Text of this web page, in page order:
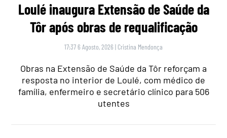
Loulé inaugura Extensão de Saúde da
Tôr após obras de requalificação
17:37 6 Agosto, 2026 | Cristina Mendonça
Obras na Extensão de Saúde da Tôr reforçam a
resposta no interior de Loulé, com médico de
família, enfermeiro e secretário clínico para 506
utentes